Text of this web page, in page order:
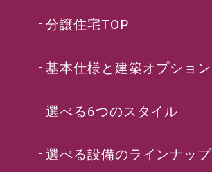
分譲住宅TOP
基本仕様と建築オプション
選べる6つのスタイル
選べる設備のラインナップ